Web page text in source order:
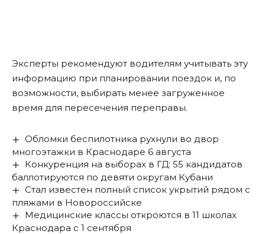
Эксперты рекомендуют водителям учитывать эту
информацию при планировании поездок и, по
возможности, выбирать менее загруженное
время для пересечения переправы.
Обломки беспилотника рухнули во двор
многоэтажки в Краснодаре 6 августа
Конкуренция на выборах в ГД: 55 кандидатов
баллотируются по девяти округам Кубани
Стал известен полный список укрытий рядом с
пляжами в Новороссийске
Медицинские классы откроются в 11 школах
Краснодара с 1 сентября